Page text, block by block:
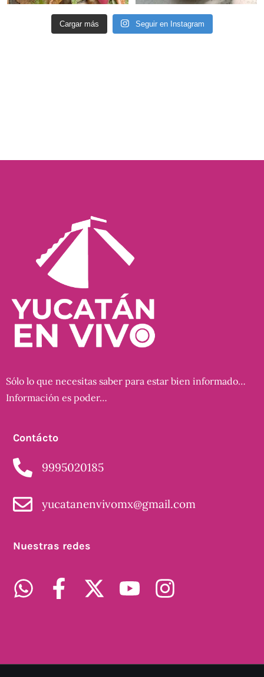
Cargar más Seguir en Instagram
Sólo lo que necesitas saber para estar bien informado…
Información es poder…
Contácto
9995020185
yucatanenvivomx@gmail.com
Nuestras redes